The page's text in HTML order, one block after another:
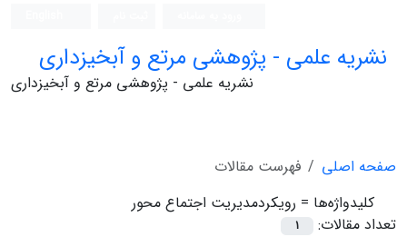
نشریه علمی - پژوهشی مرتع و آبخیزداری
نشریه علمی - پژوهشی مرتع و آبخیزداری
صفحه اصلی
فهرست مقالات
کلیدواژه‌ها = رویکردمدیریت اجتماع محور
تعداد مقالات:
1